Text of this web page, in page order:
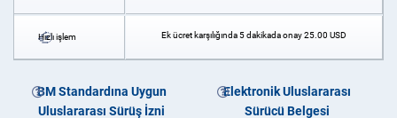
Hızlı işlem Ek ücret karşılığında 5 dakikada onay25.00 USD
BM Standardına Uygun
Uluslararası Sürüş İzni
Elektronik Uluslararası
Sürücü Belgesi